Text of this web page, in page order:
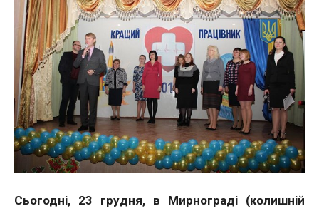
Сьогодні, 23 грудня, в Мирнограді (колишній